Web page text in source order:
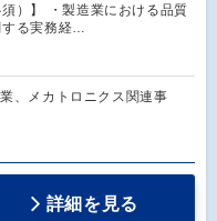
須）】 ・製造業における品質
る実務経…
、メカトロニクス関連事
詳細を見る